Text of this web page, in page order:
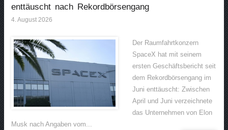
enttäuscht nach Rekordbörsengang
4. August 2026
Der Raumfahrtkonzern
SpaceX hat mit seinem
ersten Geschäftsbericht seit
dem Rekordbörsengang im
Juni enttäuscht: Zwischen
April und Juni verzeichnete
das Unternehmen von Elon
Musk nach Angaben vom...